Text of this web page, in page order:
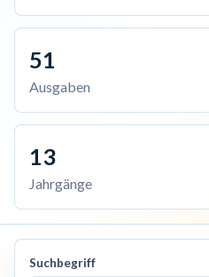
51
Ausgaben
13
Jahrgänge
Suchbegriff